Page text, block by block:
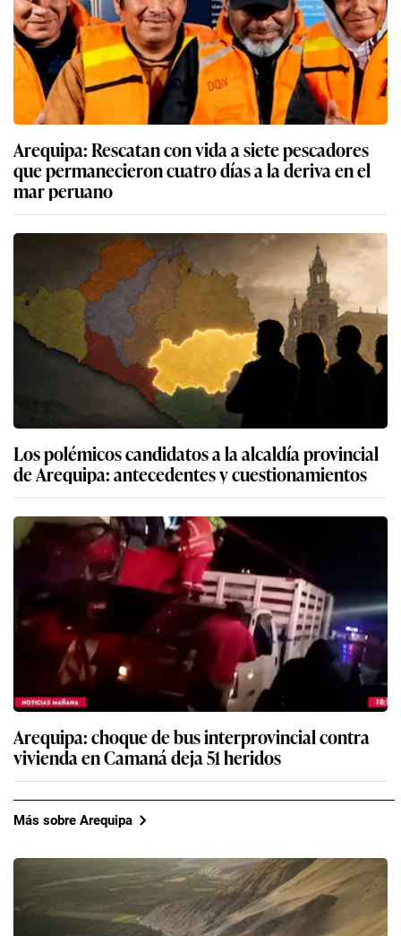
Arequipa: Rescatan con vida a siete pescadores
que permanecieron cuatro días a la deriva en el
mar peruano
Los polémicos candidatos a la alcaldía provincial
de Arequipa: antecedentes y cuestionamientos
Arequipa: choque de bus interprovincial contra
vivienda en Camaná deja 51 heridos
Más sobre Arequipa